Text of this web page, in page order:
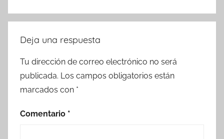
Deja una respuesta
Tu dirección de correo electrónico no será
publicada. Los campos obligatorios están
marcados con *
Comentario *